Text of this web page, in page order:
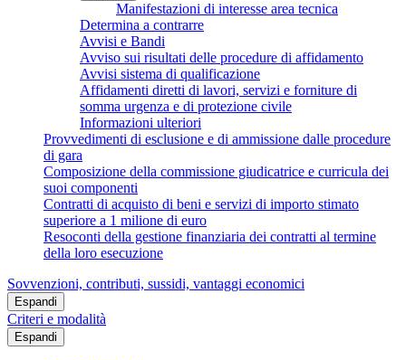
Manifestazioni di interesse area tecnica
Determina a contrarre
Avvisi e Bandi
Avviso sui risultati delle procedure di affidamento
Avvisi sistema di qualificazione
Affidamenti diretti di lavori, servizi e forniture di
somma urgenza e di protezione civile
Informazioni ulteriori
Provvedimenti di esclusione e di ammissione dalle procedure
di gara
Composizione della commissione giudicatrice e curricula dei
suoi componenti
Contratti di acquisto di beni e servizi di importo stimato
superiore a 1 milione di euro
Resoconti della gestione finanziaria dei contratti al termine
della loro esecuzione
Sovvenzioni, contributi, sussidi, vantaggi economici
Espandi
Criteri e modalità
Espandi